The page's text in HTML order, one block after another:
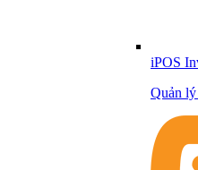
iPOS
Quản